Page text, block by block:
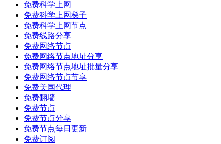
免费科学上网
免费科学上网梯子
免费科学上网节点
免费线路分享
免费网络节点
免费网络节点地址分享
免费网络节点地址批量分享
免费网络节点节享
免费美国代理
免费翻墙
免费节点
免费节点分享
免费节点每日更新
免费订阅